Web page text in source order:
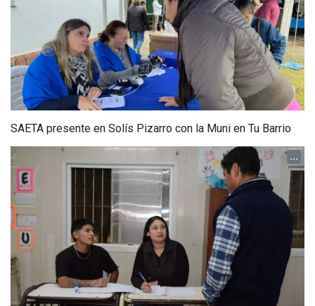
SAETA presente en Solís Pizarro con la Muni en Tu Barrio
...